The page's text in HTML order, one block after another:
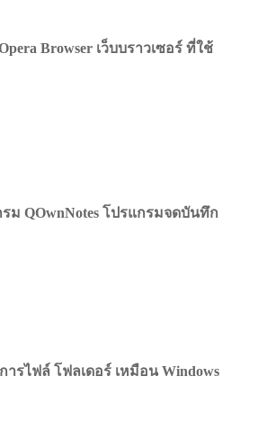
Browser เว็บบราวเซอร์ ที่ใช้
รม QOwnNotes โปรแกรมจดบันทึก
รไฟล์ โฟลเดอร์ เหมือน Windows